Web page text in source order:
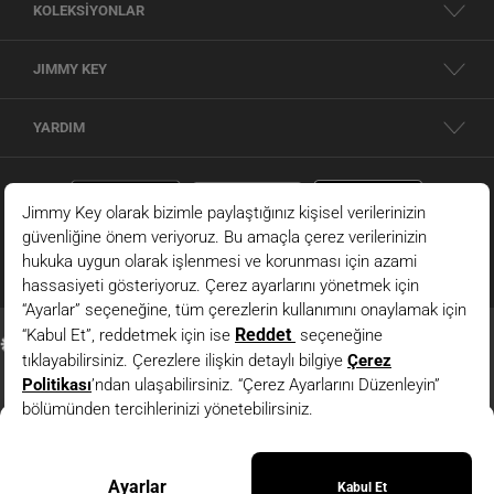
KOLEKSİYONLAR
JIMMY KEY
YARDIM
© 2026 - JIMMY KEY |
Bilgi Toplumu Hizmetleri